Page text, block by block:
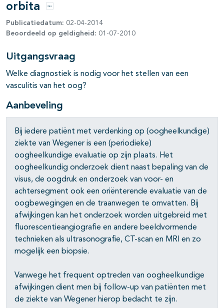
open- en dichtklappen
open- en dichtklappen
open- en dichtklappen
open- en dichtklappen
orbita
Opties
Publicatiedatum: 02-04-2014
Beoordeeld op geldigheid: 01-07-2010
Uitgangsvraag
Welke diagnostiek is nodig voor het stellen van een
vasculitis van het oog?
Aanbeveling
Bij iedere patiënt met verdenking op (oogheelkundige)
ziekte van Wegener is een (periodieke)
oogheelkundige evaluatie op zijn plaats. Het
oogheelkundig onderzoek dient naast bepaling van de
visus, de oogdruk en onderzoek van voor- en
achtersegment ook een oriënterende evaluatie van de
oogbewegingen en de traanwegen te omvatten. Bij
afwijkingen kan het onderzoek worden uitgebreid met
fluorescentieangiografie en andere beeldvormende
technieken als ultrasonografie, CT-scan en MRI en zo
mogelijk een biopsie.
Vanwege het frequent optreden van oogheelkundige
afwijkingen dient men bij follow-up van patiënten met
de ziekte van Wegener hierop bedacht te zijn.